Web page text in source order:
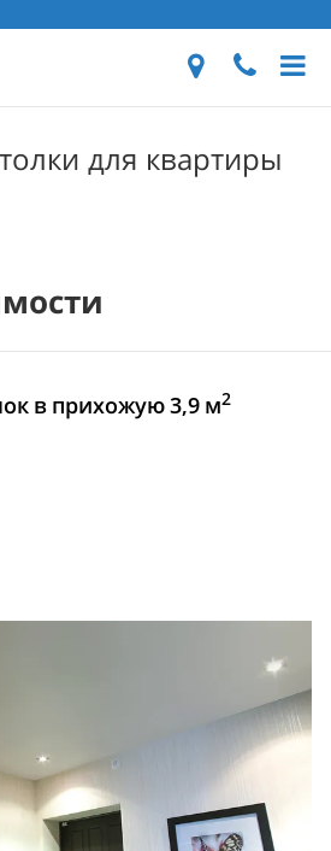
для квартиры
в прихожую 3,9 м2